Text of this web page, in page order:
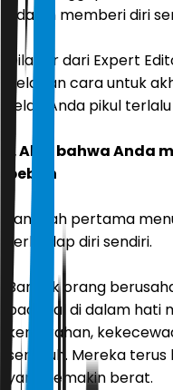
adalah memberi diri
Dilansir dari Expert
delapan cara untuk
telah Anda pikul
1. Akui bahwa Anda
beban
Langkah pertama
terhadap diri sendiri.
Banyak orang
padahal di dalam hati
kemarahan,
sembuh. Mereka
yang semakin berat.